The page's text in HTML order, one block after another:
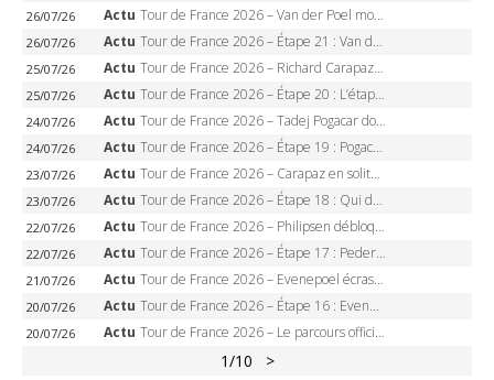
26/07/26 Actu Tour de France 2026 – Van der Poel monumental à Paris, Pogacar égale le record des cinq sacres
26/07/26 Actu Tour de France 2026 – Étape 21 : Van der Poel, Pogacar, qui succédera à Wout van Aert sur les Champs-Elysées ?
25/07/26 Actu Tour de France 2026 – Richard Carapaz roi des Alpes, doublé et maillot à pois, Seixas perd le podium
25/07/26 Actu Tour de France 2026 – Étape 20 : L’étape reine, Galibier, Sarenne, Alpe d’Huez, qui succédera à Pogacar ?
24/07/26 Actu Tour de France 2026 – Tadej Pogacar dompte l’Alpe d’Huez, 5e victoire, record de Pantani pulvérisé
24/07/26 Actu Tour de France 2026 – Étape 19 : Pogacar peut-il enfin dompter l’Alpe d’Huez ?
23/07/26 Actu Tour de France 2026 – Carapaz en solitaire à Orcières-Merlette, Paret-Peintre à un point du maillot à pois
23/07/26 Actu Tour de France 2026 – Étape 18 : Qui domptera Orcières-Merlette, première marche vers l’Alpe d’Huez ?
22/07/26 Actu Tour de France 2026 – Philipsen débloque son compteur à Voiron, Pedersen en danger pour le maillot vert
22/07/26 Actu Tour de France 2026 – Étape 17 : Pedersen peut-il verrouiller le maillot vert à Voiron ?
21/07/26 Actu Tour de France 2026 – Evenepoel écrase le chrono d’Évian, Seixas 4e, Lipowitz abandonne
20/07/26 Actu Tour de France 2026 – Étape 16 : Evenepoel, Pogacar, Ganna… qui domptera le chrono d’Évian pour redessiner le podium ?
20/07/26 Actu Tour de France 2026 – Le parcours officiel complet : 21 étapes, profils, carte et dates
1/10 >